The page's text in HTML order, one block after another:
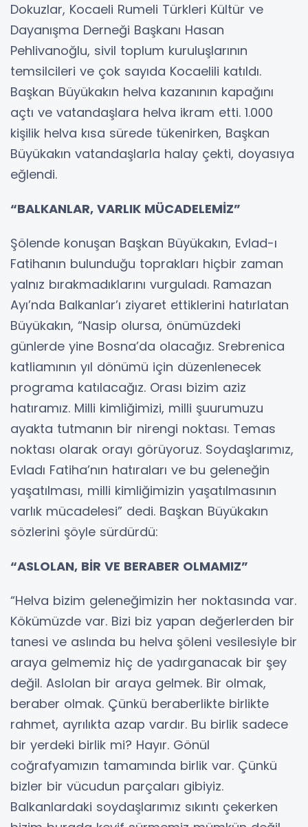
Dokuzlar, Kocaeli Rumeli Türkleri Kültür ve
Dayanışma Derneği Başkanı Hasan
Pehlivanoğlu, sivil toplum kuruluşlarının
temsilcileri ve çok sayıda Kocaelili katıldı.
Başkan Büyükakın helva kazanının kapağını
açtı ve vatandaşlara helva ikram etti. 1.000
kişilik helva kısa sürede tükenirken, Başkan
Büyükakın vatandaşlarla halay çekti, doyasıya
eğlendi.
“BALKANLAR, VARLIK MÜCADELEMİZ”
Şölende konuşan Başkan Büyükakın, Evlad-ı
Fatihanın bulunduğu toprakları hiçbir zaman
yalnız bırakmadıklarını vurguladı. Ramazan
Ayı’nda Balkanlar’ı ziyaret ettiklerini hatırlatan
Büyükakın, “Nasip olursa, önümüzdeki
günlerde yine Bosna’da olacağız. Srebrenica
katliamının yıl dönümü için düzenlenecek
programa katılacağız. Orası bizim aziz
hatıramız. Milli kimliğimizi, milli şuurumuzu
ayakta tutmanın bir nirengi noktası. Temas
noktası olarak orayı görüyoruz. Soydaşlarımız,
Evladı Fatiha’nın hatıraları ve bu geleneğin
yaşatılması, milli kimliğimizin yaşatılmasının
varlık mücadelesi” dedi. Başkan Büyükakın
sözlerini şöyle sürdürdü:
“ASLOLAN, BİR VE BERABER OLMAMIZ”
“Helva bizim geleneğimizin her noktasında var.
Kökümüzde var. Bizi biz yapan değerlerden bir
tanesi ve aslında bu helva şöleni vesilesiyle bir
araya gelmemiz hiç de yadırganacak bir şey
değil. Aslolan bir araya gelmek. Bir olmak,
beraber olmak. Çünkü beraberlikte birlikte
rahmet, ayrılıkta azap vardır. Bu birlik sadece
bir yerdeki birlik mi? Hayır. Gönül
coğrafyamızın tamamında birlik var. Çünkü
bizler bir vücudun parçaları gibiyiz.
Balkanlardaki soydaşlarımız sıkıntı çekerken